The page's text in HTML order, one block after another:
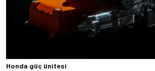
Honda güç ünitesi